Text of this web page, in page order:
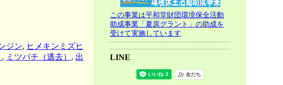
ジン, ヒメキンミズヒ
, ミツバチ（逃去） , 出
この事業は平和堂財団環境保全活動
助成事業「夏原グラント」の助成を
受けて実施しています
LINE